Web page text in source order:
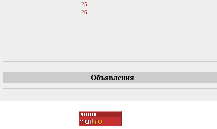
25
26
Объявления